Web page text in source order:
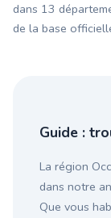
dans 13
de la base
Guide :
La région
dans notre
Que vous